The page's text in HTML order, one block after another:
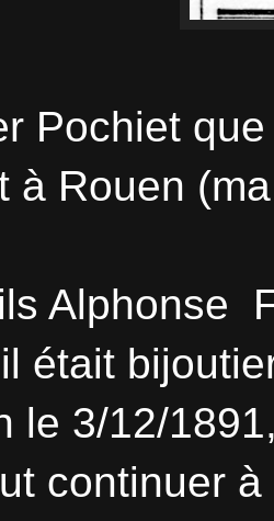
Pochiet
à Rouen
Alphonse
était
le 3/12/
continuer à